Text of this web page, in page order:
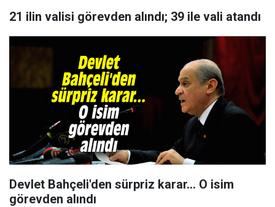
21 ilin valisi görevden alındı; 39 ile vali atandı
Devlet Bahçeli'den sürpriz karar... O isim
görevden alındı